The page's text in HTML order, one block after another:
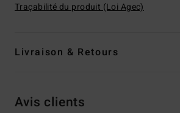
Traçabilité du produit (Loi Agec)
Livraison & Retours
Avis clients